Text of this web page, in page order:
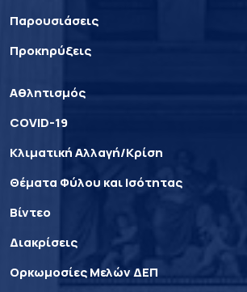
Παρουσιάσεις
Προκηρύξεις
Αθλητισμός
COVID-19
Κλιματική Αλλαγή/Κρίση
Θέματα Φύλου και Ισότητας
Βίντεο
Διακρίσεις
Ορκωμοσίες Μελών ΔΕΠ